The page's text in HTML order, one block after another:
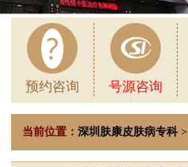
预约咨询 号源咨询
当前位置： 深圳肤康皮肤病专科 >